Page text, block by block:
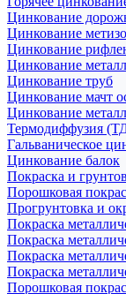
Цинкование
Цинкование
Цинкование
Цинкование
Цинкование труб
Цинкование мачт
Цинкование
Термодиффузия
Гальваническое
Цинкование балок
Покраска и
Порошковая
Прогрунтовка и
Покраска
Покраска
Покраска
Покраска
Порошковая